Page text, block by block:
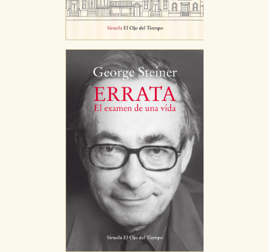
CONFIGURACIÓN DE COOKIES
HABILITAR TODO RECHAZAR TODO
Cookies necesarias
Estas cookies son necesarias para que nuestro sitio